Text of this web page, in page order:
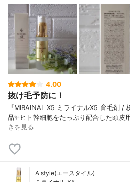
4.00
抜け毛予防に！
『MIRAINAL X5 ミライナルX5 育毛剤 /
品✨ヒト幹細胞をたっぷり配合した頭皮
きを見る
A style(エースタイル)